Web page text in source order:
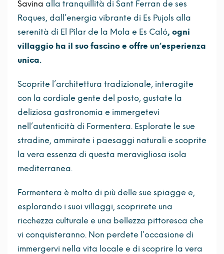
Savina alla tranquillità di Sant Ferran de ses
Roques, dall’energia vibrante di Es Pujols alla
serenità di El Pilar de la Mola e Es Caló, ogni
villaggio ha il suo fascino e offre un’esperienza
unica.
Scoprite l’architettura tradizionale, interagite
con la cordiale gente del posto, gustate la
deliziosa gastronomia e immergetevi
nell’autenticità di Formentera. Esplorate le sue
stradine, ammirate i paesaggi naturali e scoprite
la vera essenza di questa meravigliosa isola
mediterranea.
Formentera è molto di più delle sue spiagge e,
esplorando i suoi villaggi, scoprirete una
ricchezza culturale e una bellezza pittoresca che
vi conquisteranno. Non perdete l’occasione di
immergervi nella vita locale e di scoprire la vera